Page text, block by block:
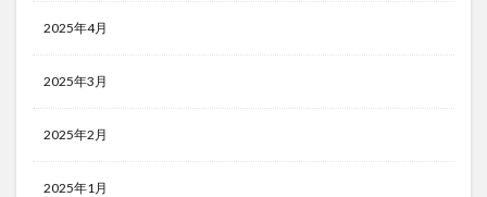
2025年4月
2025年3月
2025年2月
2025年1月